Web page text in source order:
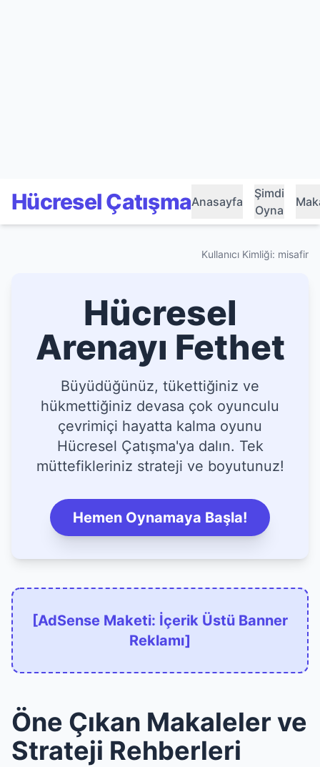
Hücresel ÇatışmaAnasayfa
Şimdi
Oyna
Kullanıcı Kimliği: misafir
Hücresel
Arenayı Fethet
Büyüdüğünüz, tükettiğiniz ve
hükmettiğiniz devasa çok oyunculu
çevrimiçi hayatta kalma oyunu
Hücresel Çatışma'ya dalın. Tek
müttefikleriniz strateji ve boyutunuz!
Hemen Oynamaya Başla!
[AdSense Maketi: İçerik Üstü Banner
Reklamı]
Öne Çıkan Makaleler ve
Strateji Rehberleri